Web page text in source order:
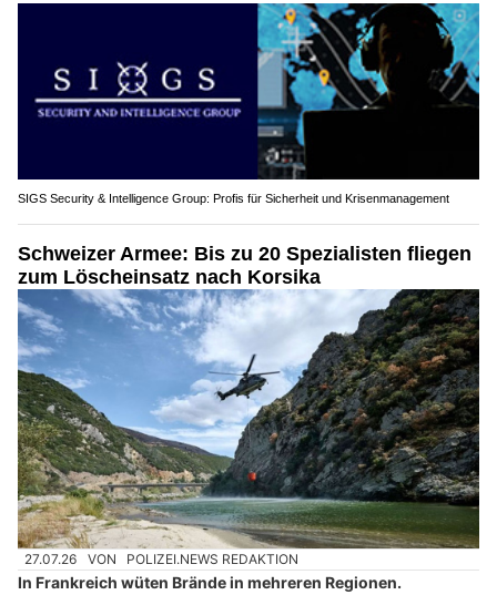
SIGS Security & Intelligence Group: Profis für Sicherheit und Krisenmanagement
Schweizer Armee: Bis zu 20 Spezialisten fliegen
zum Löscheinsatz nach Korsika
27.07.26 VON POLIZEI.NEWS REDAKTION
In Frankreich wüten Brände in mehreren Regionen.